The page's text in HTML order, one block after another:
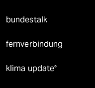
bundestalk
fernverbindung
klima update°